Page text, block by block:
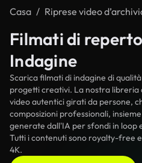
Casa Riprese video
Filmati di
Indagine
Scarica filmati di indagine di
progetti creativi. La nostra libreria
video autentici girati da persone,
composizioni professionali,
generate dall'IA per sfondi in loop
Tutti i contenuti sono royalty-free
4K.